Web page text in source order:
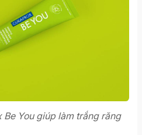
You giúp làm trắng răng